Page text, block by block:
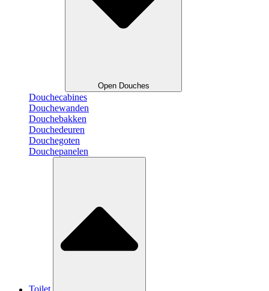
Open Douches
Douchecabines
Douchewanden
Douchebakken
Douchedeuren
Douchegoten
Douchepanelen